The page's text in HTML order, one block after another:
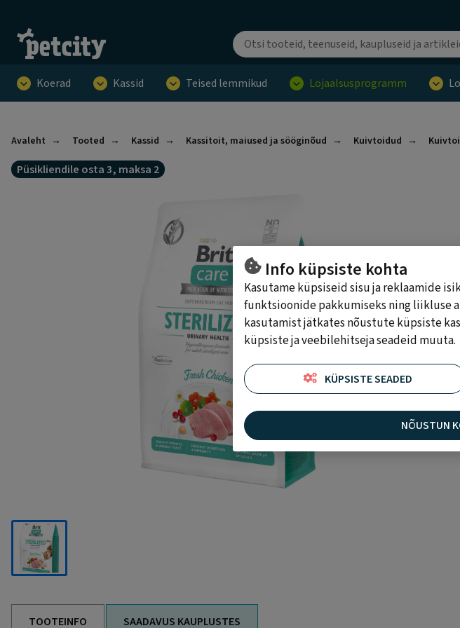
Koerad Kassid Teised lemmikud Lojaalsusprogramm
Avaleht Tooted Kassid Kassitoit, maiused ja sööginõud Kuivtoidud
Püsikliendile osta 3, maksa 2
TOOTEINFO SAADAVUS KAUPLUSTES
Info küpsiste kohta
Kasutame küpsiseid sisu ja reklaamide
funktsioonide pakkumiseks ning liikluse
kasutamist jätkates nõustute küpsiste
küpsiste ja veebilehitseja seadeid muuta.
KÜPSISTE SEADED
NÕUSTUN